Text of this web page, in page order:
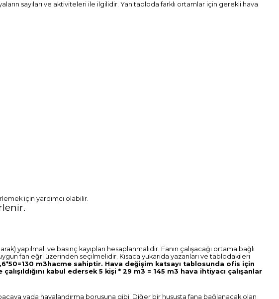
sayıları ve aktiviteleri ile ilgilidir. Yan tabloda farklı ortamlar için gerekli hava
için yardımcı olabilir.
ve basınç kayıpları hesaplanmalıdır. Fanın çalışacağı ortama bağlı
fan eğri üzerinden seçilmelidir. Kısaca yukarıda yazanları ve tablodakileri
m3hacme sahiptir. Hava değişim katsayı tablosunda ofis için
kabul edersek 5 kişi * 29 m3 = 145 m3 hava ihtiyacı çalışanlar
yada havalandırma borusuna gibi. Diğer bir hususta fana bağlanacak olan